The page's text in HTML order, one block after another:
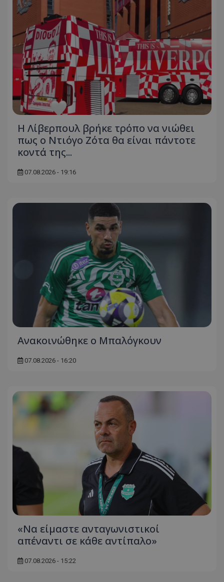
Η Λίβερπουλ βρήκε τρόπο να νιώθει
πως ο Ντιόγο Ζότα θα είναι πάντοτε
κοντά της...
07.08.2026 - 19:16
Ανακοινώθηκε ο Μπαλόγκουν
07.08.2026 - 16:20
«Να είμαστε ανταγωνιστικοί
απέναντι σε κάθε αντίπαλο»
07.08.2026 - 15:22